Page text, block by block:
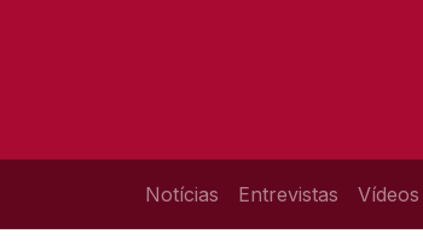
Notícias Entrevistas Vídeos